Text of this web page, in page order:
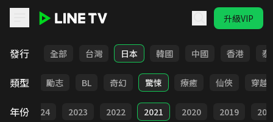
升級VIP
發行 全部 台灣 日本 韓國 中國 香港 泰
類型
喜劇 勵志 BL 奇幻 驚悚 療癒 仙俠 穿越
年份 2024 2023 2022 2021 2020 2019